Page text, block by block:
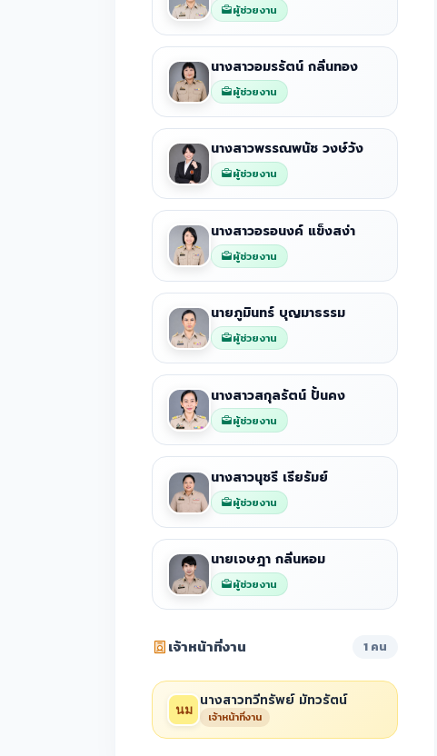
ผู้ช่วยงาน
นางสาวอมรรัตน์ กลิ่นทอง
ผู้ช่วยงาน
นางสาวพรรณพนัช วงษ์วัง
ผู้ช่วยงาน
นางสาวอรอนงค์ แข็งสง่า
ผู้ช่วยงาน
นายภูมินทร์ บุญมาธรรม
ผู้ช่วยงาน
นางสาวสกุลรัตน์ ปั้นคง
ผู้ช่วยงาน
นางสาวนุชรี เรียรัมย์
ผู้ช่วยงาน
นายเจษฎา กลิ่นหอม
ผู้ช่วยงาน
เจ้าหน้าที่งาน 1 คน
นางสาวทวีทรัพย์ มัทวรัตน์
เจ้าหน้าที่งาน